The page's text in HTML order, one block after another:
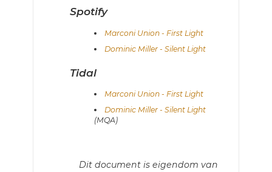
Spotify
Marconi Union - First Light
Dominic Miller - Silent Light
Tidal
Marconi Union - First Light
Dominic Miller - Silent Light
(MQA)
Dit document is eigendom van